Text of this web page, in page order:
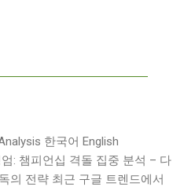
한국어 English
: 챔피언십 격돌 집중 분석 – 다
의 전략 최근 구글 트렌드에서